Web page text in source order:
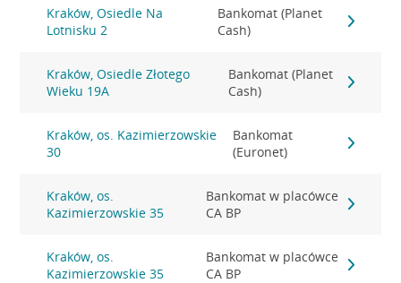
Kraków, Osiedle Na
Lotnisku 2
Bankomat (Planet
Cash)
Kraków, Osiedle Złotego
Wieku 19A
Bankomat (Planet
Cash)
Kraków, os. Kazimierzowskie
30
Bankomat
(Euronet)
Kraków, os.
Kazimierzowskie 35
Bankomat w placówce
CA BP
Kraków, os.
Kazimierzowskie 35
Bankomat w placówce
CA BP